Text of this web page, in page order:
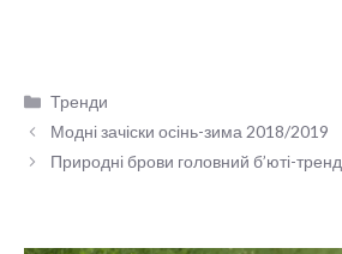
Категорії
Тренди
Модні зачіски осінь-зима 2018/2019
Природні брови головний б’юті-тренд